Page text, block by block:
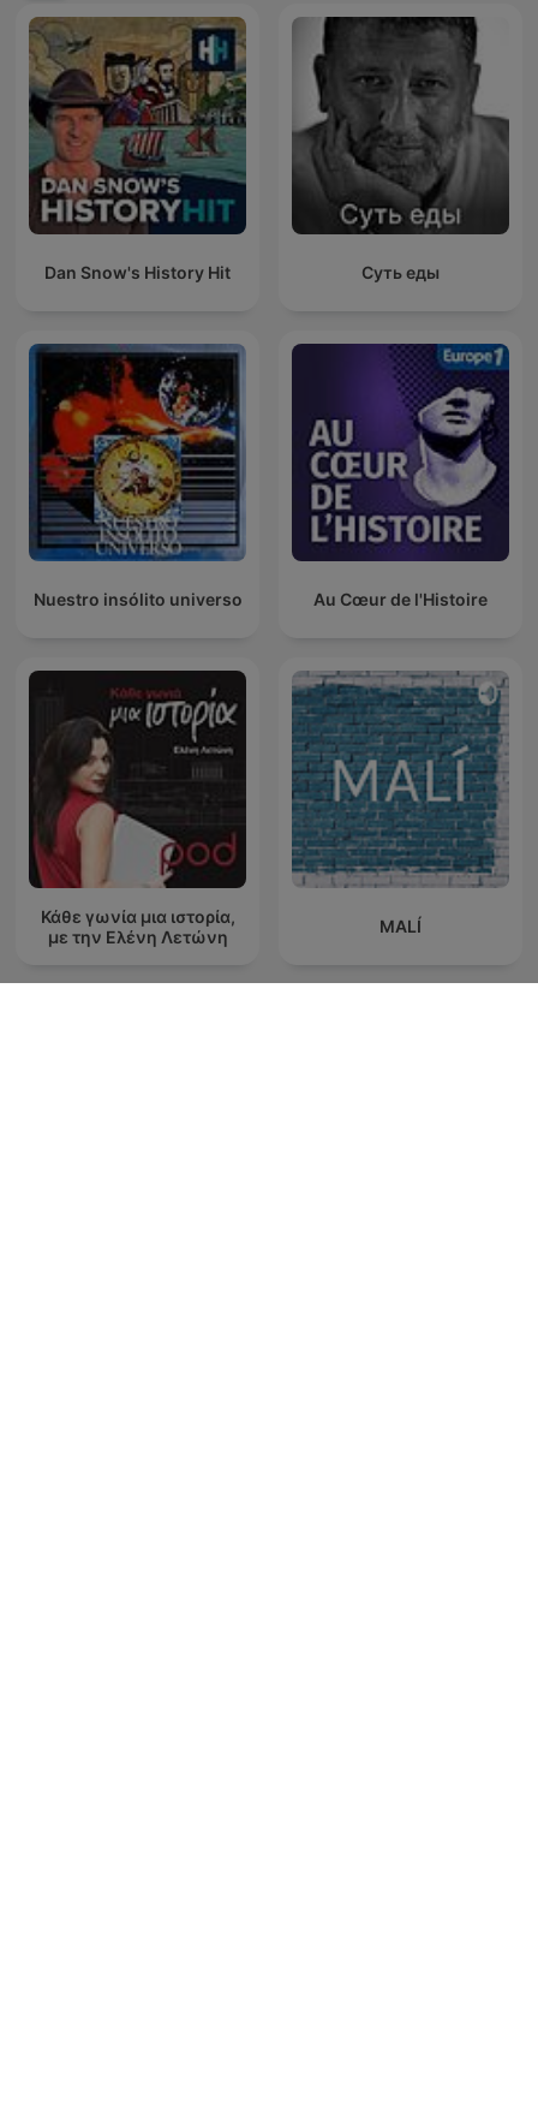
Dan Snow's History Hit Суть еды
Nuestro insólito universo Au Cœur de l'Histoire
Κάθε γωνία μια ιστορία,
με την Ελένη Λετώνη
MALÍ